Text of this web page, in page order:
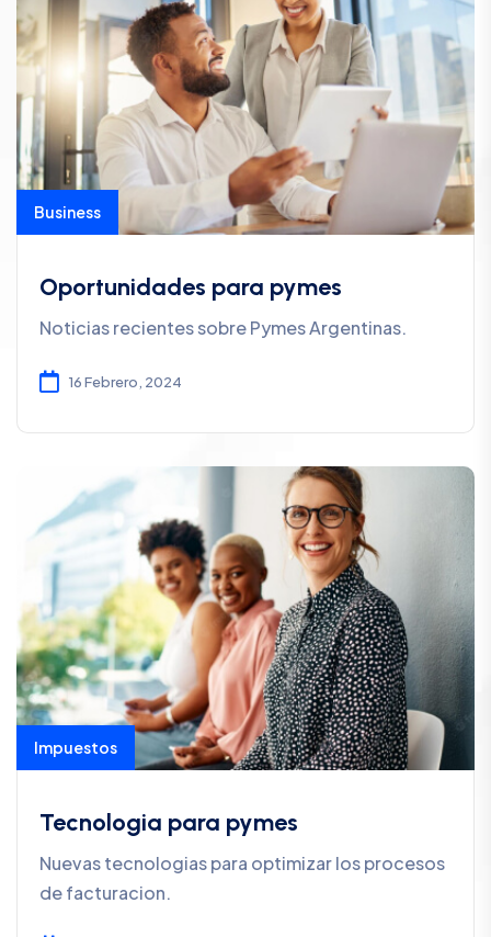
Business
Oportunidades para pymes
Noticias recientes sobre Pymes Argentinas.
16 Febrero, 2024
Impuestos
Tecnologia para pymes
Nuevas tecnologias para optimizar los procesos
de facturacion.